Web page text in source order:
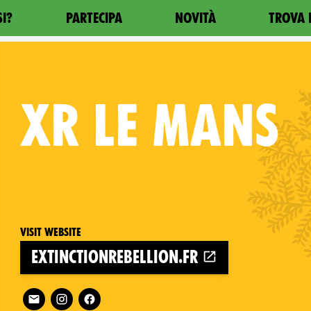
PARTECIPA NOVITÀ TROVA
XR LE MANS
Visit website
extinctionrebellion.fr
Follow XR Le Mans on